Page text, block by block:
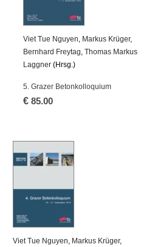
Viet Tue Nguy­en, Mar­kus Krü­ger,
Bern­hard Frey­tag,Tho­mas Mar­kus
Lagg­ner (Hrsg.)
5. Gra­zer Be­ton­kol­lo­qui­um
€ 85.00
Viet Tue Nguy­en, Mar­kus Krü­ger,